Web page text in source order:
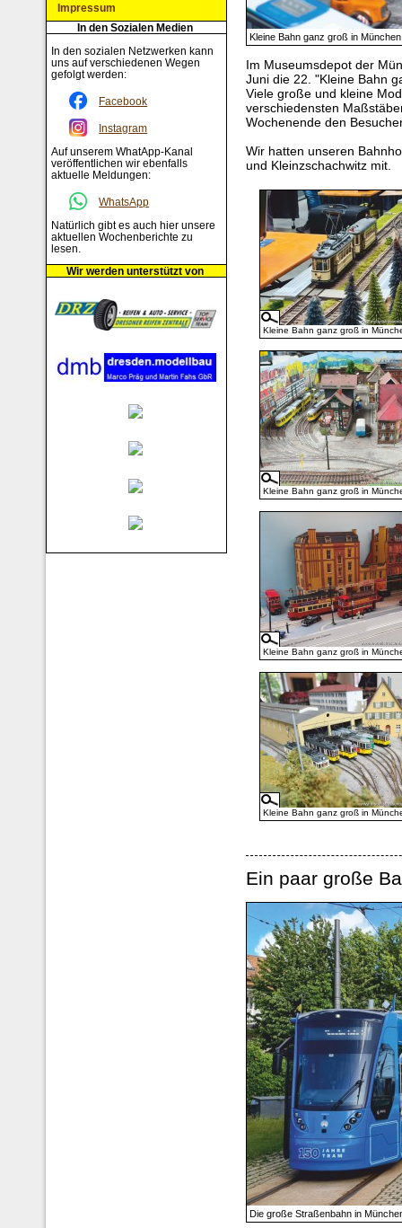
Kleine Bahn ganz groß in München
Im Museumsdepot der
Juni die 22. "Kleine Bahn
Viele große und kleine
verschiedensten
Wochenende den
Wir hatten unseren
und Kleinzschachwitz mit.
Kleine Bahn ganz groß in
Kleine Bahn ganz groß in
Kleine Bahn ganz groß in
Kleine Bahn ganz groß in
Ein paar große
Die große Straßenbahn in
Impressum
In den Sozialen Medien
In den sozialen Netzwerken kann
uns auf verschiedenen Wegen
gefolgt werden:
Facebook
Instagram
Auf unserem WhatApp-Kanal
veröffentlichen wir ebenfalls
aktuelle Meldungen:
WhatsApp
Natürlich gibt es auch hier unsere
aktuellen Wochenberichte zu
lesen.
Wir werden unterstützt von